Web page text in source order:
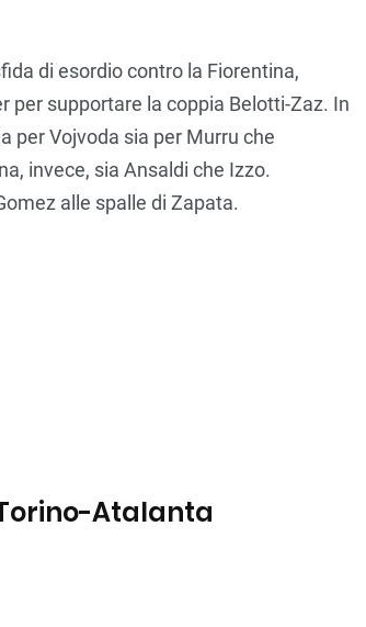
di esordio contro la Fiorentina,
per supportare la coppia Belotti-Zaz. In
per Vojvoda sia per Murru che
invece, sia Ansaldi che Izzo.
alle spalle di Zapata.
Atalanta